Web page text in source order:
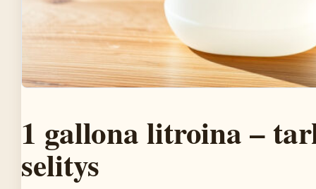
1 gallona litroina –
selitys